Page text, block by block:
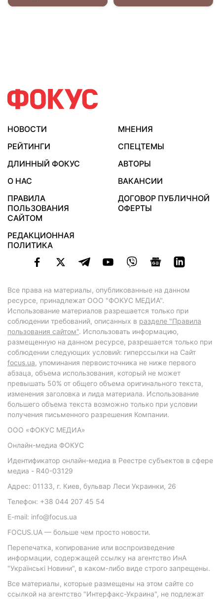
НОВОСТИ
МНЕНИЯ
РЕЙТИНГИ
СПЕЦТЕМЫ
ДЛИННЫЙ ФОКУС
АВТОРЫ
О НАС
ВАКАНСИИ
ПРАВИЛА
ПОЛЬЗОВАНИЯ
САЙТОМ
ДОГОВОР ПУБЛИЧНОЙ
ОФЕРТЫ
РЕДАКЦИОННАЯ
ПОЛИТИКА
Все права на материалы, опубликованные на данном
ресурсе, принадлежат ООО "ФОКУС МЕДИА".
Использование материалов разрешается только при
соблюдении требований, описанных в разделе "Правила
пользования сайтом". Использовать информацию,
размещенную на данном ресурсе, разрешается только при
соблюдении следующих условий: гиперссылки на Сайт
focus.ua, упоминания первоисточника не ниже первого
абзаца, объема использования, который не может
превышать 50% от общего объема оригинального текста,
изменения заголовка и лида материала. Использование
большего объема текста возможно только при условии
получения письменного разрешения Компании.
ООО «ФОКУС МЕДИА»
Онлайн-медиа ФОКУС
Идентификатор онлайн-медиа в Реестре субъектов в сфере
медиа - R40-03129
Адрес: 01133, г. Киев, бульвар Леси Украинки, 26
Телефон: +38 044 207 45 54
E-mail: info@focus.ua
FOCUS.UA — больше чем просто новости.
Перепечатка, копирование или воспроизведение
информации, содержащей ссылку на агентство ИнА
"Українські Новини", в каком-либо виде строго запрещены.
Все материалы, которые размещены на этом сайте со
ссылкой на агентство "Интерфакс-Украина", не подлежат